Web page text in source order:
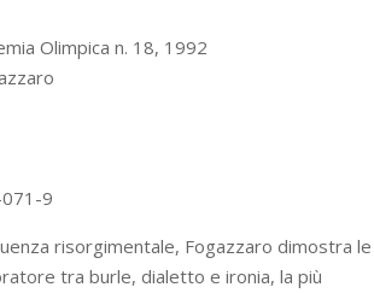
Olimpica n. 18, 1992
9
risorgimentale, Fogazzaro dimostra le
tra burle, dialetto e ironia, la più